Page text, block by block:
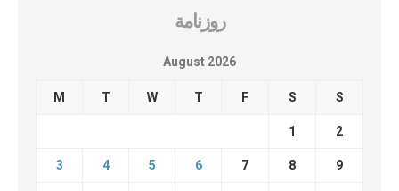
روزنامة
August 2026
M T W T F S S
1 2
3 4 5 6 7 8 9